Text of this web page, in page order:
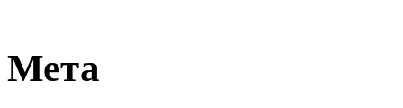
Мета